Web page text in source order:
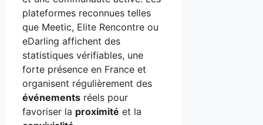
plateformes reconnues telles
que Meetic, Elite Rencontre ou
eDarling affichent des
statistiques vérifiables, une
forte présence en France et
organisent régulièrement des
événements réels pour
favoriser la proximité et la